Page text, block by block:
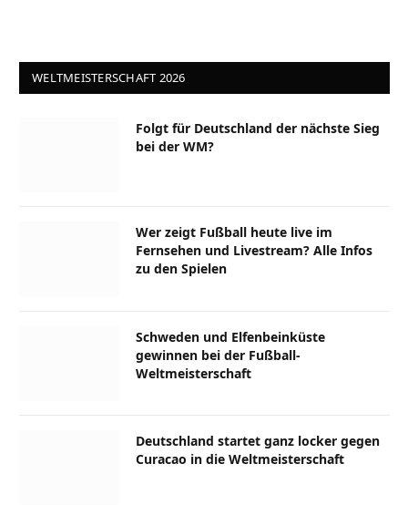
WELTMEISTERSCHAFT 2026
Folgt für Deutschland der nächste Sieg
bei der WM?
Wer zeigt Fußball heute live im
Fernsehen und Livestream? Alle Infos
zu den Spielen
Schweden und Elfenbeinküste
gewinnen bei der Fußball-
Weltmeisterschaft
Deutschland startet ganz locker gegen
Curacao in die Weltmeisterschaft